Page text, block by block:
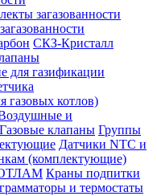
загазованности
СКЗ-Кристалл
для газификации
газовых котлов)
и
Газовые клапаны Группы
Датчики NTC и
(комплектующие)
Краны подпитки
и термостаты